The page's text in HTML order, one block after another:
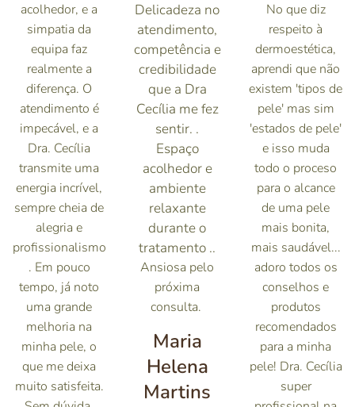
acolhedor, e a
simpatia da
equipa faz
realmente a
diferença. O
atendimento é
impecável, e a
Dra. Cecília
transmite uma
energia incrível,
sempre cheia de
alegria e
profissionalismo
. Em pouco
tempo, já noto
uma grande
melhoria na
minha pele, o
que me deixa
muito satisfeita.
Delicadeza no
atendimento,
competência e
credibilidade
que a Dra
Cecília me fez
sentir. .
Espaço
acolhedor e
ambiente
relaxante
durante o
tratamento ..
Ansiosa pelo
próxima
consulta.
Maria
Helena
Martins
No que diz
respeito à
dermoestética,
aprendi que não
existem 'tipos de
pele' mas sim
'estados de pele'
e isso muda
todo o proceso
para o alcance
de uma pele
mais bonita,
mais saudável...
adoro todos os
conselhos e
produtos
recomendados
para a minha
pele! Dra. Cecília
super